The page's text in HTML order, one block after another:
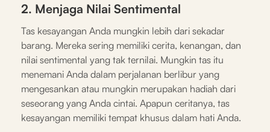
2. Menjaga Nilai Sentimental
Tas kesayangan Anda mungkin lebih dari sekadar
barang. Mereka sering memiliki cerita, kenangan, dan
nilai sentimental yang tak ternilai. Mungkin tas itu
menemani Anda dalam perjalanan berlibur yang
mengesankan atau mungkin merupakan hadiah dari
seseorang yang Anda cintai. Apapun ceritanya, tas
kesayangan memiliki tempat khusus dalam hati Anda.